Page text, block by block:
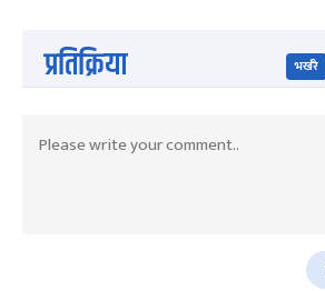
प्रतिक्रिया भर्खरै